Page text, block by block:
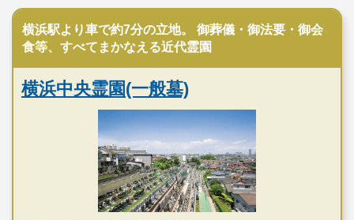
横浜駅より車で約7分の立地。 御葬儀・御法要・御会
食等、すべてまかなえる近代霊園
横浜中央霊園(一般墓)